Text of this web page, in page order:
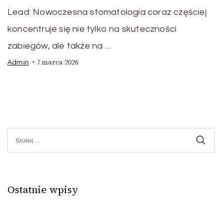
Lead: Nowoczesna stomatologia coraz częściej
koncentruje się nie tylko na skuteczności
zabiegów, ale także na …
Admin 7 marca 2026
Ostatnie wpisy